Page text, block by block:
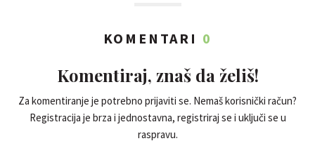
KOMENTARI 0
Komentiraj, znaš da želiš!
Za komentiranje je potrebno prijaviti se. Nemaš korisnički račun?
Registracija je brza i jednostavna, registriraj se i uključi se u
raspravu.